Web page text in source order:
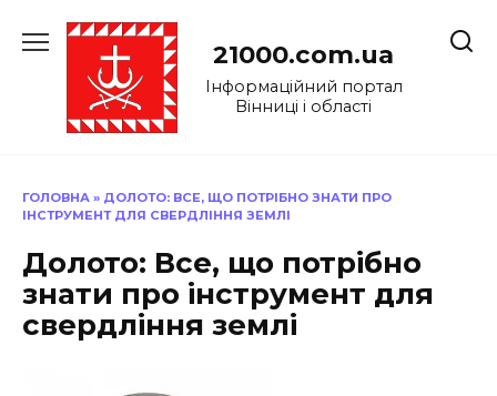
до
21000.com.ua
Інформаційний портал
Вінниці і області
ГОЛОВНА » ДОЛОТО: ВСЕ, ЩО ПОТРІБНО ЗНАТИ ПРО
ІНСТРУМЕНТ ДЛЯ СВЕРДЛІННЯ ЗЕМЛІ
Долото: Все, що потрібно
знати про інструмент для
свердління землі